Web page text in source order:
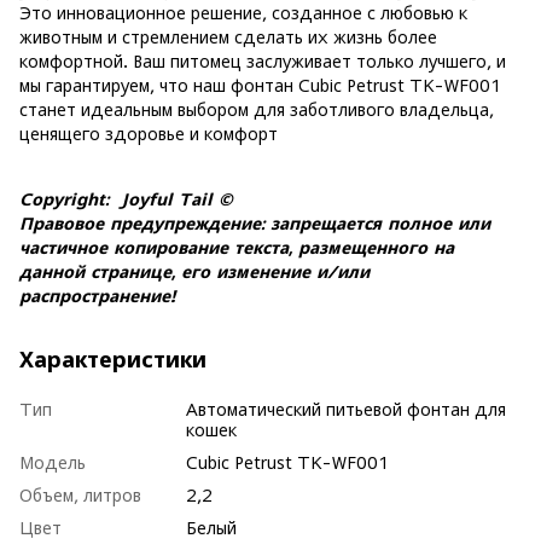
Это инновационное решение, созданное с любовью к
животным и стремлением сделать их жизнь более
комфортной. Ваш питомец заслуживает только лучшего, и
мы гарантируем, что наш фонтан Cubic Petrust TK-WF001
станет идеальным выбором для заботливого владельца,
ценящего здоровье и комфорт
Copyright: Joyful Tail ©
Правовое предупреждение: запрещается полное или
частичное копирование текста, размещенного на
данной странице, его изменение и/или
распространение!
Характеристики
Тип
Автоматический питьевой фонтан для
кошек
Модель
Cubic Petrust TK-WF001
Объем, литров
2,2
Цвет
Белый